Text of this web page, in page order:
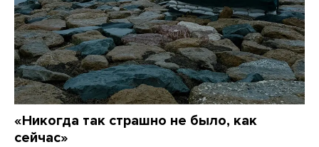
«Никогда так страшно не было, как
сейчас»